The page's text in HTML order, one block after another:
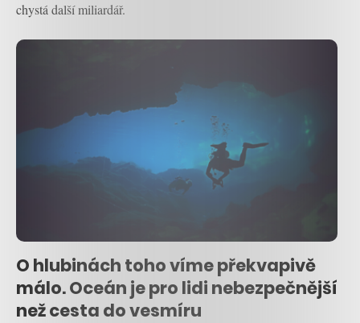
chystá další miliardář.
O hlubinách toho víme překvapivě
málo. Oceán je pro lidi nebezpečnější
než cesta do vesmíru